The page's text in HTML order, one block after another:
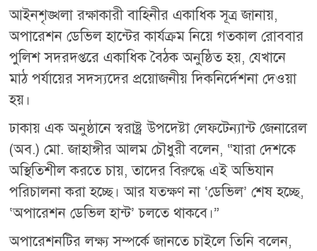
আইনশৃঙ্খলা রক্ষাকারী বাহিনীর একাধিক সূত্র জানায়,
অপারেশন ডেভিল হান্টের কার্যক্রম নিয়ে গতকাল রোববার
পুলিশ সদরদপ্তরে একাধিক বৈঠক অনুষ্ঠিত হয়, যেখানে
মাঠ পর্যায়ের সদস্যদের প্রয়োজনীয় দিকনির্দেশনা দেওয়া
হয়।
ঢাকায় এক অনুষ্ঠানে স্বরাষ্ট্র উপদেষ্টা লেফটেন্যান্ট জেনারেল
(অব.) মো. জাহাঙ্গীর আলম চৌধুরী বলেন, “যারা দেশকে
অস্থিতিশীল করতে চায়, তাদের বিরুদ্ধে এই অভিযান
পরিচালনা করা হচ্ছে। আর যতক্ষণ না ‘ডেভিল’ শেষ হচ্ছে,
‘অপারেশন ডেভিল হান্ট’ চলতে থাকবে।”
অপারেশনটির লক্ষ্য সম্পর্কে জানতে চাইলে তিনি বলেন,